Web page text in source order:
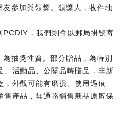
參加與領獎。領獎人，收件地
，我們則會以郵局掛號寄
抽獎性質。部分贈品，為特別
、活動品、公關品轉贈品，非新
，外觀可能有磨損、使用過痕
售產品，無通路銷售新品原廠保